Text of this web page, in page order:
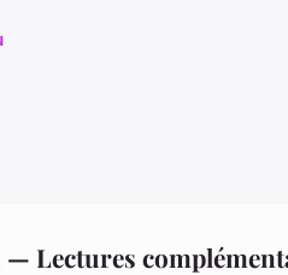
— Lectures